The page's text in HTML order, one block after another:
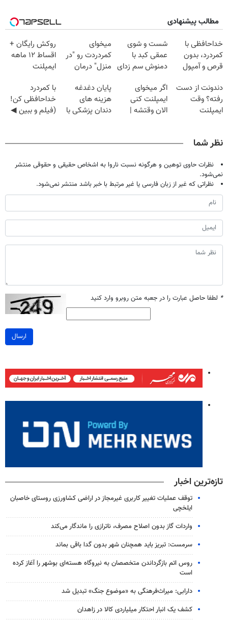
مطالب پیشنهادی
Image failed to
خداحافظی با
کمردرد، بدون
قرص و آمپول
Image failed to
شست و شوی
عمقی کبد با
دمنوش سم زدای
Image failed to
میخوای
کمردردت رو "در
منزل" درمان
◂پرسش‌نامه)
Image failed to
روکش رایگان +
اقساط ۱۲ ماهه
ایمپلنت
Image failed to
دندونت از دست
رفته؟ وقت
ایمپلنت
Image failed to
load
اگر میخوای
ایمپلنت کنی
الان وقتشه |
Image failed to
پایان دغدغه
هزینه های
دندان پزشکی با
Image failed to
با کمردرد
خداحافظی کن!
(فیلم و ببین ◀
نظر شما
نظرات حاوی توهین و هرگونه نسبت ناروا به اشخاص حقیقی و حقوقی منتشر
نمی‌شود.
نظراتی که غیر از زبان فارسی یا غیر مرتبط با خبر باشد منتشر نمی‌شود.
* لطفا حاصل عبارت را در جعبه متن روبرو وارد کنید
ارسال
تازه‌ترین اخبار
توقف عملیات تغییر کاربری غیرمجاز در اراضی کشاورزی روستای خاصبان
ایلخچی
واردات گاز بدون اصلاح مصرف، ناترازی را ماندگار می‌کند
سرمست: تبریز باید همچنان شهر بدون گدا باقی بماند
روس اتم بازگرداندن متخصصان به نیروگاه هسته‌ای بوشهر را آغاز کرده
است
دارابی: میراث‌فرهنگی به «موضوع جنگ» تبدیل شد
کشف یک انبار احتکار میلیاردی کالا در زاهدان